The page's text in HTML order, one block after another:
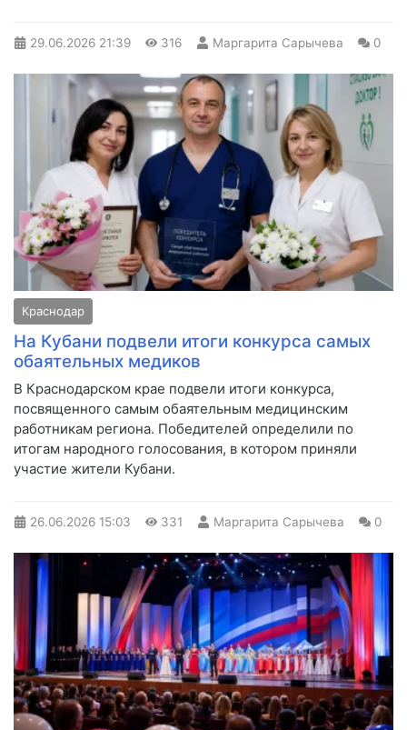
29.06.2026 21:39 316 Маргарита Сарычева 0
Краснодар
На Кубани подвели итоги конкурса самых
обаятельных медиков
В Краснодарском крае подвели итоги конкурса,
посвященного самым обаятельным медицинским
работникам региона. Победителей определили по
итогам народного голосования, в котором приняли
участие жители Кубани.
26.06.2026 15:03 331 Маргарита Сарычева 0